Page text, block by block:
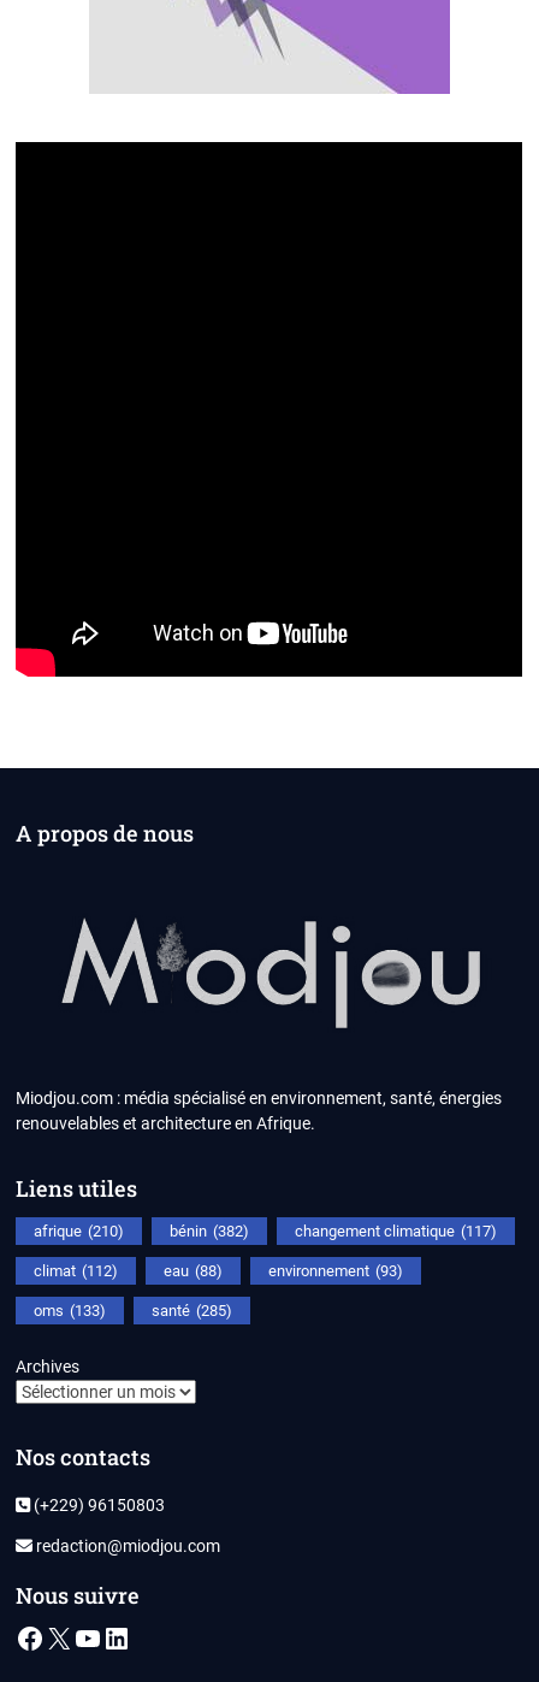
A propos de nous
Miodjou.com : média spécialisé en environnement, santé, énergies
renouvelables et architecture en Afrique.
Liens utiles
afrique (210) bénin (382) changement climatique (117)
climat (112) eau (88) environnement (93)
oms (133) santé (285)
Archives
Nos contacts
(+229) 96150803
redaction@miodjou.com
Nous suivre
Facebook
X YouTube
LinkedIn